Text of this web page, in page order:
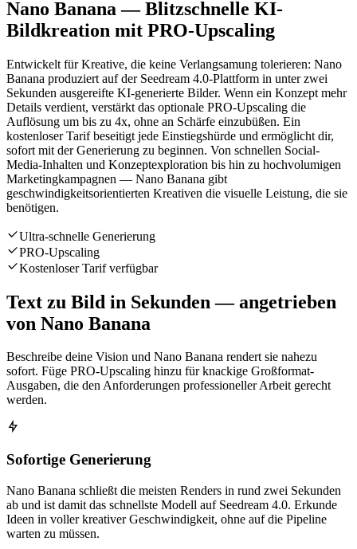
Nano Banana — Blitzschnelle KI-
Bildkreation mit PRO-Upscaling
Entwickelt für Kreative, die keine Verlangsamung tolerieren: Nano
Banana produziert auf der Seedream 4.0-Plattform in unter zwei
Sekunden ausgereifte KI-generierte Bilder. Wenn ein Konzept mehr
Details verdient, verstärkt das optionale PRO-Upscaling die
Auflösung um bis zu 4x, ohne an Schärfe einzubüßen. Ein
kostenloser Tarif beseitigt jede Einstiegshürde und ermöglicht dir,
sofort mit der Generierung zu beginnen. Von schnellen Social-
Media-Inhalten und Konzeptexploration bis hin zu hochvolumigen
Marketingkampagnen — Nano Banana gibt
geschwindigkeitsorientierten Kreativen die visuelle Leistung, die sie
benötigen.
Ultra-schnelle Generierung
PRO-Upscaling
Kostenloser Tarif verfügbar
Text zu Bild in Sekunden — angetrieben
von Nano Banana
Beschreibe deine Vision und Nano Banana rendert sie nahezu
sofort. Füge PRO-Upscaling hinzu für knackige Großformat-
Ausgaben, die den Anforderungen professioneller Arbeit gerecht
werden.
Sofortige Generierung
Nano Banana schließt die meisten Renders in rund zwei Sekunden
ab und ist damit das schnellste Modell auf Seedream 4.0. Erkunde
Ideen in voller kreativer Geschwindigkeit, ohne auf die Pipeline
warten zu müssen.